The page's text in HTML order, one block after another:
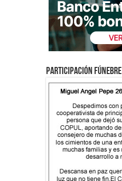
Participación fúnebre